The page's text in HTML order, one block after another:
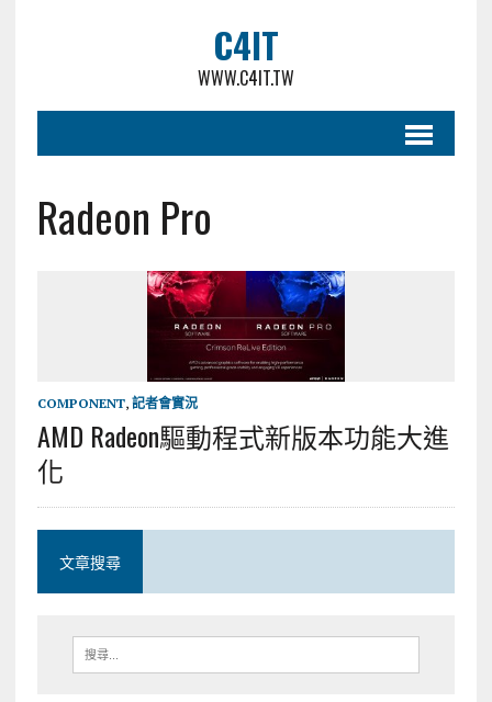
C4IT
WWW.C4IT.TW
Radeon Pro
COMPONENT, 記者會實況
AMD Radeon驅動程式新版本功能大進
化
文章搜尋